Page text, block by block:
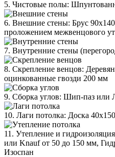
5. Чистовые полы:
6. Внешние стены: Брус
проложением межвенцового
7. Внутренние стены
8. Скрепление венцов:
оцинкованные гвозди 200 мм
9. Сборка углов: Шип-паз или
10. Лаги потолка: Доска
11. Утепление и
или Knauf от 50 до 150 мм,
Изоспан